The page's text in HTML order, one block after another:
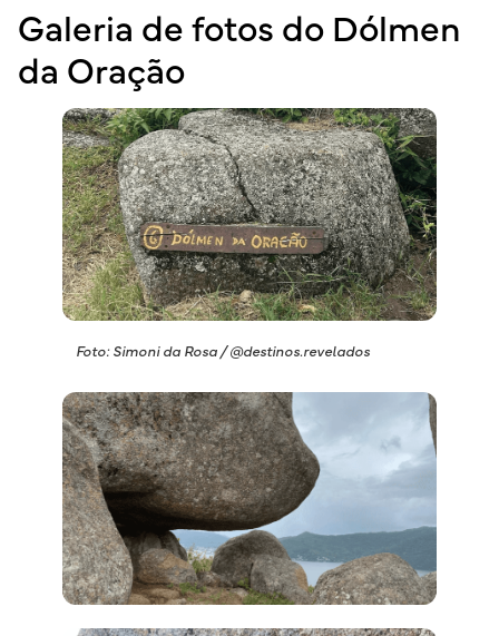
Galeria de fotos do Dólmen
da Oração
Foto: Simoni da Rosa / @destinos.revelados